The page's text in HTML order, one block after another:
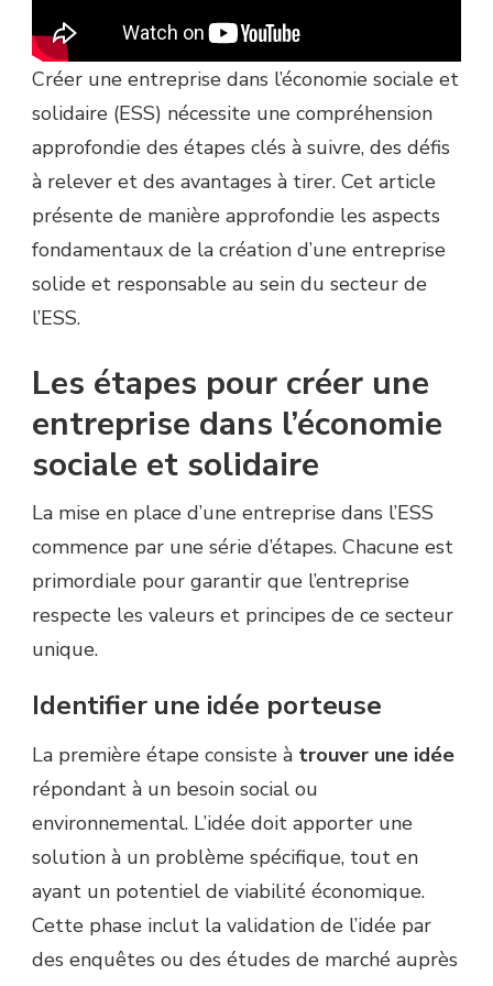
Créer une entreprise dans l’économie sociale et
solidaire (ESS) nécessite une compréhension
approfondie des étapes clés à suivre, des défis
à relever et des avantages à tirer. Cet article
présente de manière approfondie les aspects
fondamentaux de la création d’une entreprise
solide et responsable au sein du secteur de
l’ESS.
Les étapes pour créer une
entreprise dans l’économie
sociale et solidaire
La mise en place d’une entreprise dans l’ESS
commence par une série d’étapes. Chacune est
primordiale pour garantir que l’entreprise
respecte les valeurs et principes de ce secteur
unique.
Identifier une idée porteuse
La première étape consiste à trouver une idée
répondant à un besoin social ou
environnemental. L’idée doit apporter une
solution à un problème spécifique, tout en
ayant un potentiel de viabilité économique.
Cette phase inclut la validation de l’idée par
des enquêtes ou des études de marché auprès